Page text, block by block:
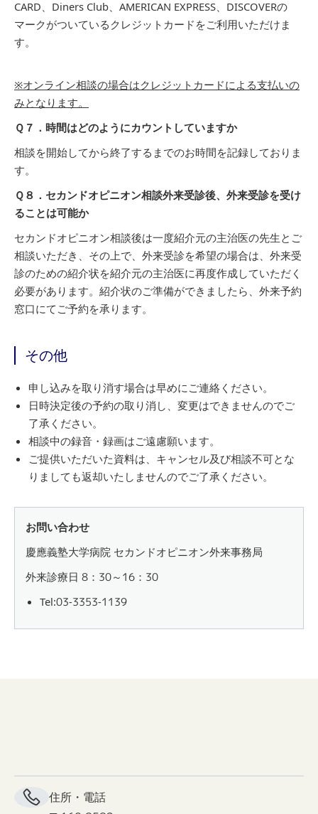
CARD、Diners Club、AMERICAN EXPRESS、DISCOVERの
マークがついているクレジットカードをご利用いただけま
す。
※オンライン相談の場合はクレジットカードによる支払いの
みとなります。
Ｑ７．時間はどのようにカウントしていますか
相談を開始してから終了するまでのお時間を記録しておりま
す。
Ｑ８．セカンドオピニオン相談外来受診後、外来受診を受け
ることは可能か
セカンドオピニオン相談後は一度紹介元の主治医の先生とご
相談いただき、その上で、外来受診を希望の場合は、外来受
診のための紹介状を紹介元の主治医に再度作成していただく
必要があります。紹介状のご準備ができましたら、外来予約
窓口にてご予約を承ります。
その他
申し込みを取り消す場合は早めにご連絡ください。
日時決定後の予約の取り消し、変更はできませんのでご
了承ください。
相談中の録音・録画はご遠慮願います。
ご提供いただいた資料は、キャンセル及び相談不可とな
りましても返却いたしませんのでご了承ください。
お問い合わせ
慶應義塾大学病院 セカンドオピニオン外来事務局
外来診療日 8：30～16：30
Tel:03-3353-1139
住所・電話